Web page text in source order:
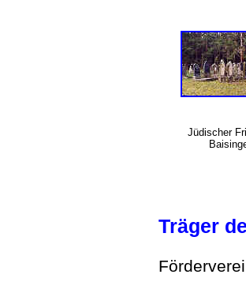
Jüdischer
Träger